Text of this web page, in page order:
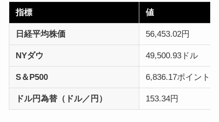
指標 値
日経平均株価 56,453.02円
NYダウ 49,500.93ドル
S＆P500 6,836.17ポイント
ドル円為替（ドル／円） 153.34円